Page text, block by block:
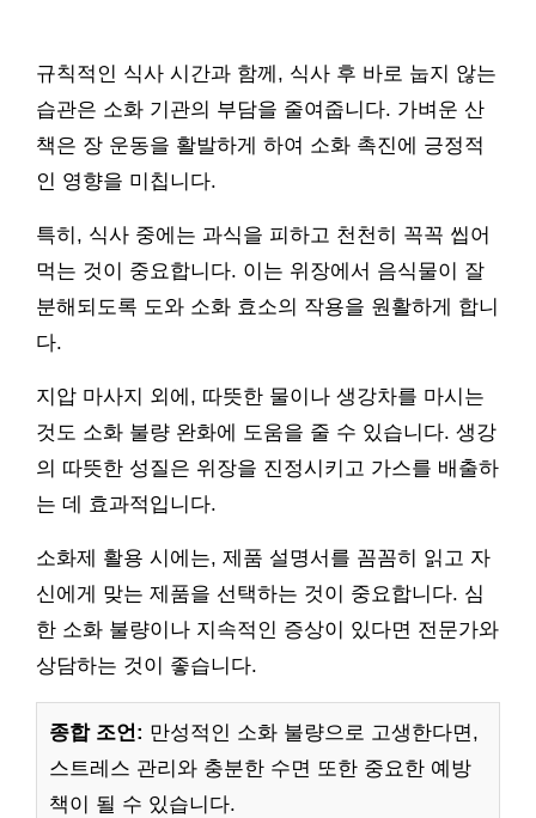
규칙적인 식사 시간과 함께, 식사 후 바로 눕지 않는
습관은 소화 기관의 부담을 줄여줍니다. 가벼운 산
책은 장 운동을 활발하게 하여 소화 촉진에 긍정적
인 영향을 미칩니다.
특히, 식사 중에는 과식을 피하고 천천히 꼭꼭 씹어
먹는 것이 중요합니다. 이는 위장에서 음식물이 잘
분해되도록 도와 소화 효소의 작용을 원활하게 합니
다.
지압 마사지 외에, 따뜻한 물이나 생강차를 마시는
것도 소화 불량 완화에 도움을 줄 수 있습니다. 생강
의 따뜻한 성질은 위장을 진정시키고 가스를 배출하
는 데 효과적입니다.
소화제 활용 시에는, 제품 설명서를 꼼꼼히 읽고 자
신에게 맞는 제품을 선택하는 것이 중요합니다. 심
한 소화 불량이나 지속적인 증상이 있다면 전문가와
상담하는 것이 좋습니다.
종합 조언: 만성적인 소화 불량으로 고생한다면,
스트레스 관리와 충분한 수면 또한 중요한 예방
책이 될 수 있습니다.